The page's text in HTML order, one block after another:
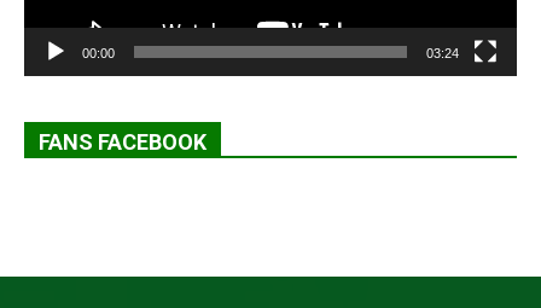
00:00 03:24
FANS FACEBOOK